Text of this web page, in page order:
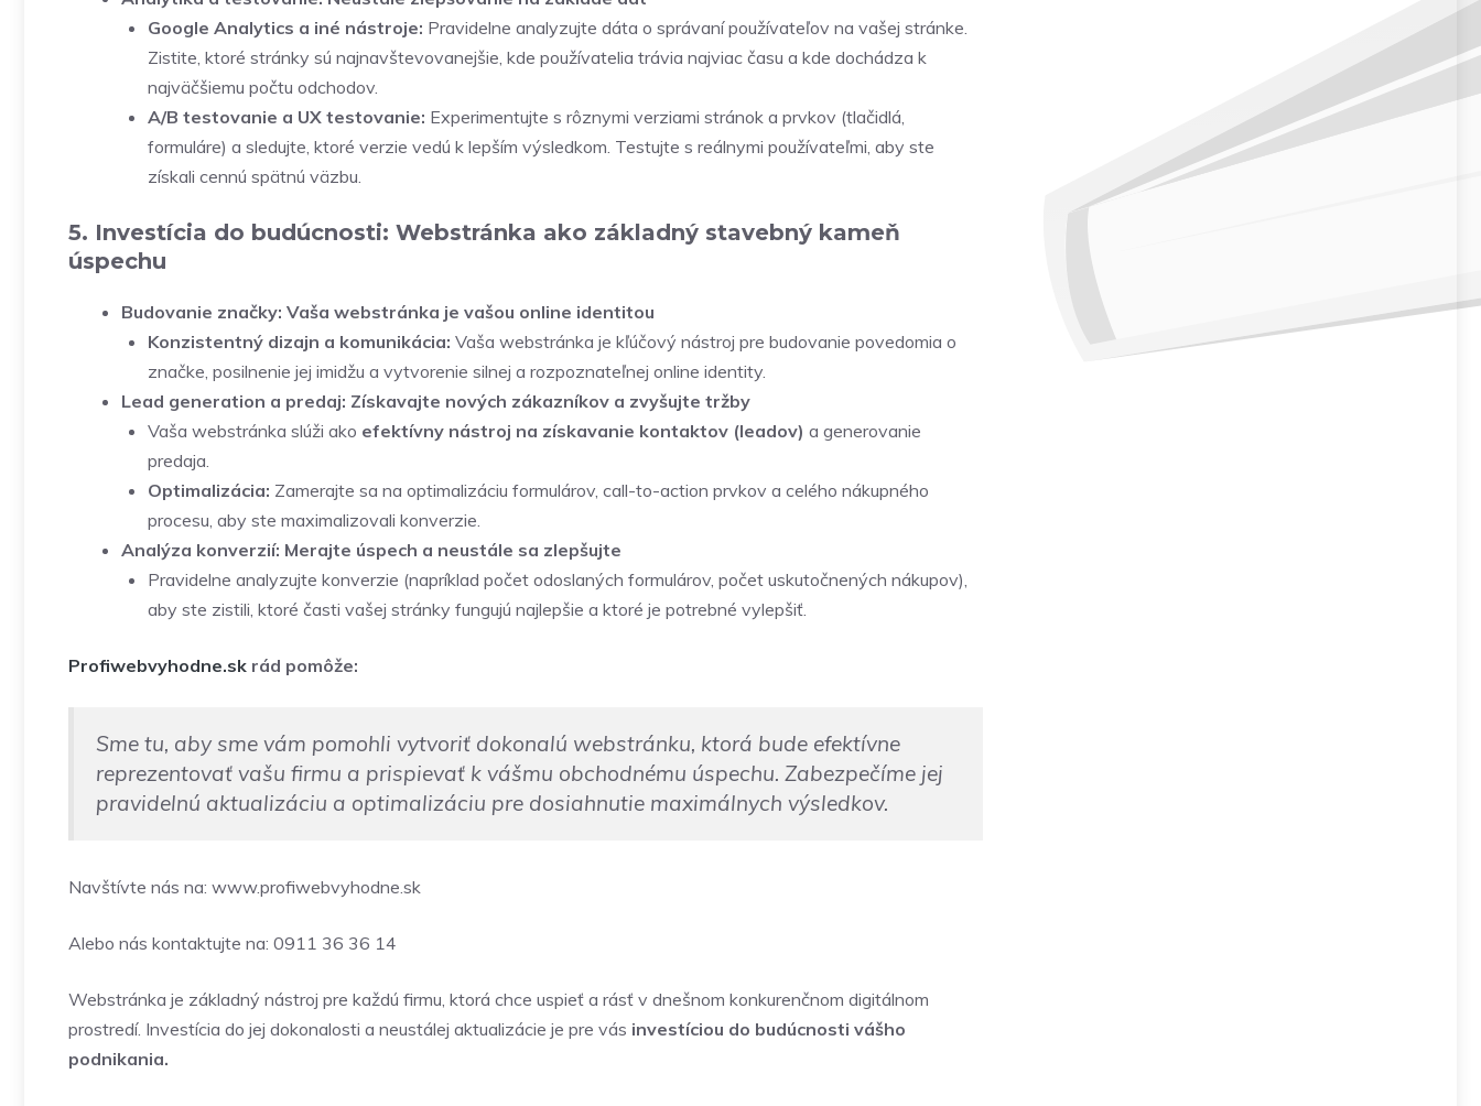
Google Analytics a iné nástroje: Pravidelne analyzujte dáta o správaní používateľov na vašej stránke.
Zistite, ktoré stránky sú najnavštevovanejšie, kde používatelia trávia najviac času a kde dochádza k
najväčšiemu počtu odchodov.
A/B testovanie a UX testovanie: Experimentujte s rôznymi verziami stránok a prvkov (tlačidlá,
formuláre) a sledujte, ktoré verzie vedú k lepším výsledkom. Testujte s reálnymi používateľmi, aby ste
získali cennú spätnú väzbu.
5. Investícia do budúcnosti: Webstránka ako základný stavebný kameň
úspechu
Budovanie značky: Vaša webstránka je vašou online identitou
Konzistentný dizajn a komunikácia: Vaša webstránka je kľúčový nástroj pre budovanie povedomia o
značke, posilnenie jej imidžu a vytvorenie silnej a rozpoznateľnej online identity.
Lead generation a predaj: Získavajte nových zákazníkov a zvyšujte tržby
Vaša webstránka slúži ako efektívny nástroj na získavanie kontaktov (leadov) a generovanie
predaja.
Optimalizácia: Zamerajte sa na optimalizáciu formulárov, call-to-action prvkov a celého nákupného
procesu, aby ste maximalizovali konverzie.
Analýza konverzií: Merajte úspech a neustále sa zlepšujte
Pravidelne analyzujte konverzie (napríklad počet odoslaných formulárov, počet uskutočnených nákupov),
aby ste zistili, ktoré časti vašej stránky fungujú najlepšie a ktoré je potrebné vylepšiť.
Profiwebvyhodne.sk rád pomôže:
Sme tu, aby sme vám pomohli vytvoriť dokonalú webstránku, ktorá bude efektívne
reprezentovať vašu firmu a prispievať k vášmu obchodnému úspechu. Zabezpečíme jej
pravidelnú aktualizáciu a optimalizáciu pre dosiahnutie maximálnych výsledkov.
Navštívte nás na: www.profiwebvyhodne.sk
Alebo nás kontaktujte na: 0911 36 36 14
Webstránka je základný nástroj pre každú firmu, ktorá chce uspieť a rásť v dnešnom konkurenčnom digitálnom
prostredí. Investícia do jej dokonalosti a neustálej aktualizácie je pre vás investíciou do budúcnosti vášho
podnikania.